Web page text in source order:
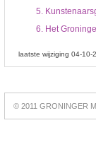
5.
6.Het
laatste wijziging 04-10-
online
slots
© 2011 GRONINGER